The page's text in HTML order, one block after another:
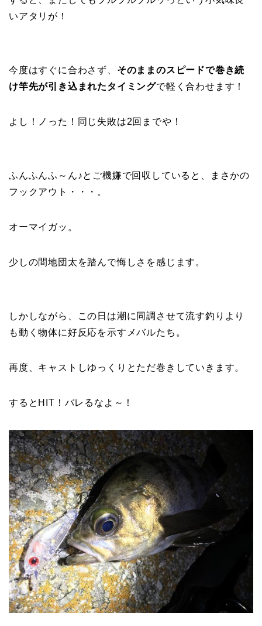
いアタリが！
今度はすぐに合わさず、 そのままのスピードで巻き続
け竿先が引き込まれたタイミングで軽く合わせます！
よし！ノった！同じ失敗は2回までや！
ふんふんふ～ん♪とご機嫌で回収していると、まさかの
フックアウト・・・。
オーマイガッ。
少しの間地団太を踏んで悔しさを感じます。
しかしながら、この日は潮に同調させて流す釣りより
も動く物体に好反応を示すメバルたち。
再度、キャストしゆっくりとただ巻きしていきます。
するとHIT！バレるなよ～！